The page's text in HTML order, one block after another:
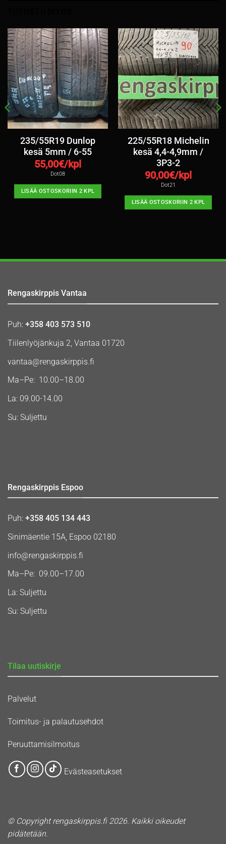
235/55R19 Dunlop
kesä 5mm / 6-55
55,00€/kpl
Dot08
LISÄÄ OSTOSKORIIN 2 KPL
225/55R18 Michelin
kesä 4,4-4,9mm /
3P3-2
90,00€/kpl
Dot21
LISÄÄ OSTOSKORIIN 2 KPL
Rengaskirppis Vantaa
Puh: +358 403 573 510
Tiilenlyöjänkuja 2, Vantaa 01720
vantaa@rengaskirppis.fi
Ma–Pe: 10.00–18.00
La: 09.00-14.00
Su: Suljettu
Rengaskirppis Espoo
Puh: +358 405 134 443
Sinimäentie 15A, Espoo 02180
info@rengaskirppis.fi
Ma–Pe: 09.00–17.00
La: Suljettu
Su: Suljettu
Tilaa uutiskirje
Palvelut
Toimitus- ja palautusehdot
Peruuttamisilmoitus
Evästeasetukset
© Copyright rengaskirppis.fi 2026. Kaikki oikeudet
pidätetään.